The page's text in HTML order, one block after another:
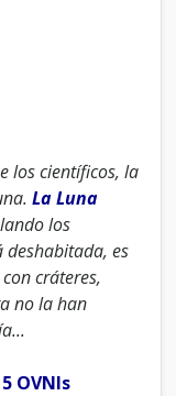
los científicos, la
La Luna
los
deshabitada, es
cráteres,
no la han
5 OVNIs